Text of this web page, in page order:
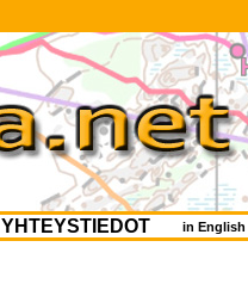
YHTEYSTIEDOT in English